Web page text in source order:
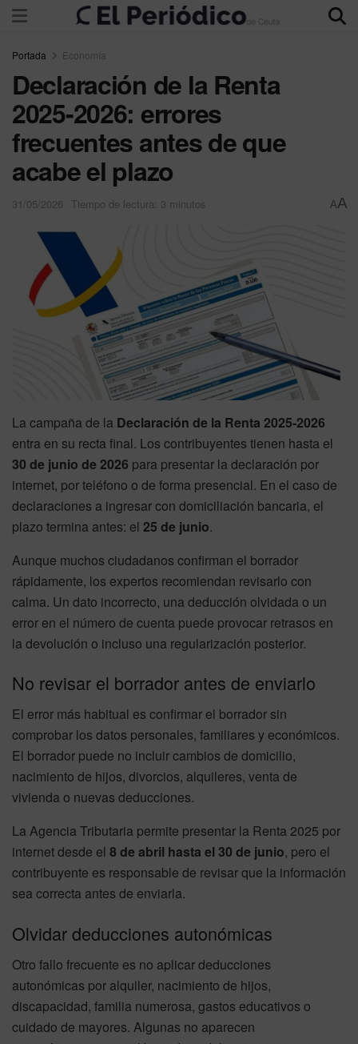
Portada Economía
Declaración de la Renta
2025-2026: errores
frecuentes antes de que
acabe el plazo
31/05/2026 Tiempo de lectura: 3 minutos AA
La campaña de la Declaración de la Renta 2025-2026
entra en su recta final. Los contribuyentes tienen hasta el
30 de junio de 2026 para presentar la declaración por
internet, por teléfono o de forma presencial. En el caso de
declaraciones a ingresar con domiciliación bancaria, el
plazo termina antes: el 25 de junio.
Aunque muchos ciudadanos confirman el borrador
rápidamente, los expertos recomiendan revisarlo con
calma. Un dato incorrecto, una deducción olvidada o un
error en el número de cuenta puede provocar retrasos en
la devolución o incluso una regularización posterior.
No revisar el borrador antes de enviarlo
El error más habitual es confirmar el borrador sin
comprobar los datos personales, familiares y económicos.
El borrador puede no incluir cambios de domicilio,
nacimiento de hijos, divorcios, alquileres, venta de
vivienda o nuevas deducciones.
La Agencia Tributaria permite presentar la Renta 2025 por
internet desde el 8 de abril hasta el 30 de junio, pero el
contribuyente es responsable de revisar que la información
sea correcta antes de enviarla.
Olvidar deducciones autonómicas
Otro fallo frecuente es no aplicar deducciones
autonómicas por alquiler, nacimiento de hijos,
discapacidad, familia numerosa, gastos educativos o
cuidado de mayores. Algunas no aparecen